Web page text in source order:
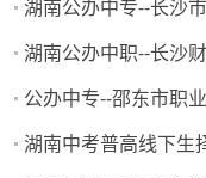
湖南公办中职--长沙
公办中专--邵东市职